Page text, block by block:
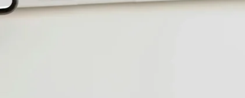
healthcare. sport. markenkonzepte. erreiche genau